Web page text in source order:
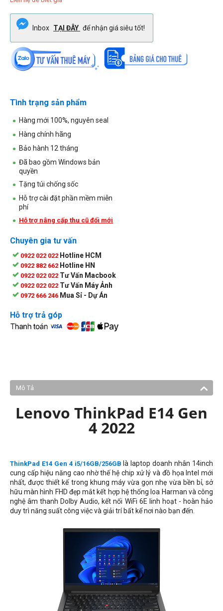
Inbox TẠI ĐÂY để nhận giá siêu tốt!
Tình trạng sản phẩm
Hàng mới 100%, nguyên seal
Hàng chính hãng
Bảo hành 12 tháng
Đã bao gồm Windows bản
quyền
Tặng túi chống sốc
Hỗ trợ cài đặt phần mềm miễn
phí
Hỗ trợ nâng cấp thu cũ đổi mới
Chuyên gia tư vấn
0922 022 022 Hotline HCM
0922 882 662 Hotline HN
0922 022 022 Tư Vấn Macbook
0922 022 022 Tư Vấn Máy Ảnh
0972 666 246 Mua Sỉ - Dự Án
Hỗ trợ trả góp
Mô Tả
Lenovo ThinkPad E14 Gen
4 2022
ThinkPad E14 Gen 4 i5/16GB/256GB là laptop doanh nhân 14inch
cung cấp hiệu năng cao nhờ thế hệ chip xử lý và đồ họa Intel mới
nhất, được thiết kế trong khung máy vừa gọn nhẹ vừa bền bỉ, sở
hữu màn hình FHD đẹp mắt kết hợp hệ thống loa Harman và công
nghệ âm thanh Dolby Audio, kết nối WiFi 6E linh hoạt - hoàn hảo
duy trì năng suất công việc và giải trí bất kể nơi nào bạn đến.